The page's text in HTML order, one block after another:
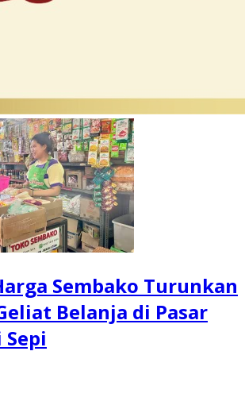
Sembako Turunkan
Belanja di Pasar